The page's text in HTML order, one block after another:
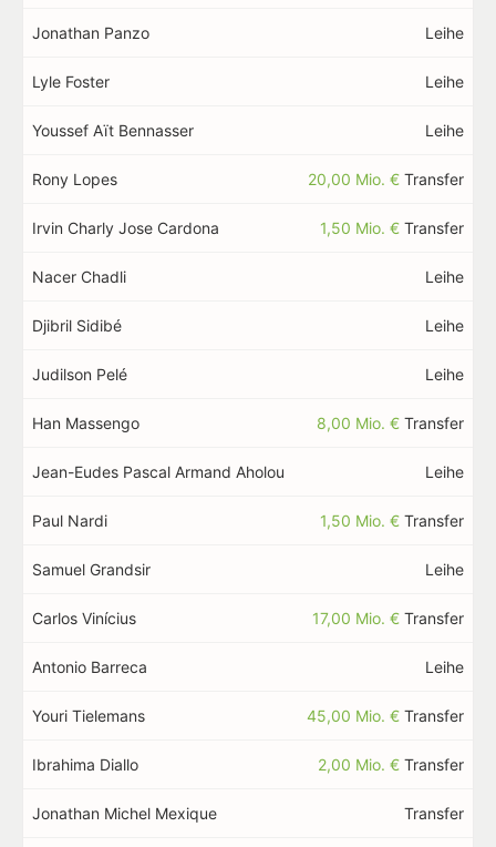
Jonathan Panzo Leihe
Lyle Foster Leihe
Youssef Aït Bennasser Leihe
Rony Lopes 20,00 Mio. € Transfer
Irvin Charly Jose Cardona 1,50 Mio. € Transfer
Nacer Chadli Leihe
Djibril Sidibé Leihe
Judilson Pelé Leihe
Han Massengo 8,00 Mio. € Transfer
Jean-Eudes Pascal Armand Aholou Leihe
Paul Nardi 1,50 Mio. € Transfer
Samuel Grandsir Leihe
Carlos Vinícius 17,00 Mio. € Transfer
Antonio Barreca Leihe
Youri Tielemans 45,00 Mio. € Transfer
Ibrahima Diallo 2,00 Mio. € Transfer
Jonathan Michel Mexique Transfer